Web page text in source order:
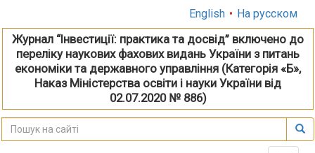
English • На русском
Журнал “Інвестиції: практика та досвід” включено до
переліку наукових фахових видань України з питань
економіки та державного управління (Категорія «Б»,
Наказ Міністерства освіти і науки України від
02.07.2020 № 886)